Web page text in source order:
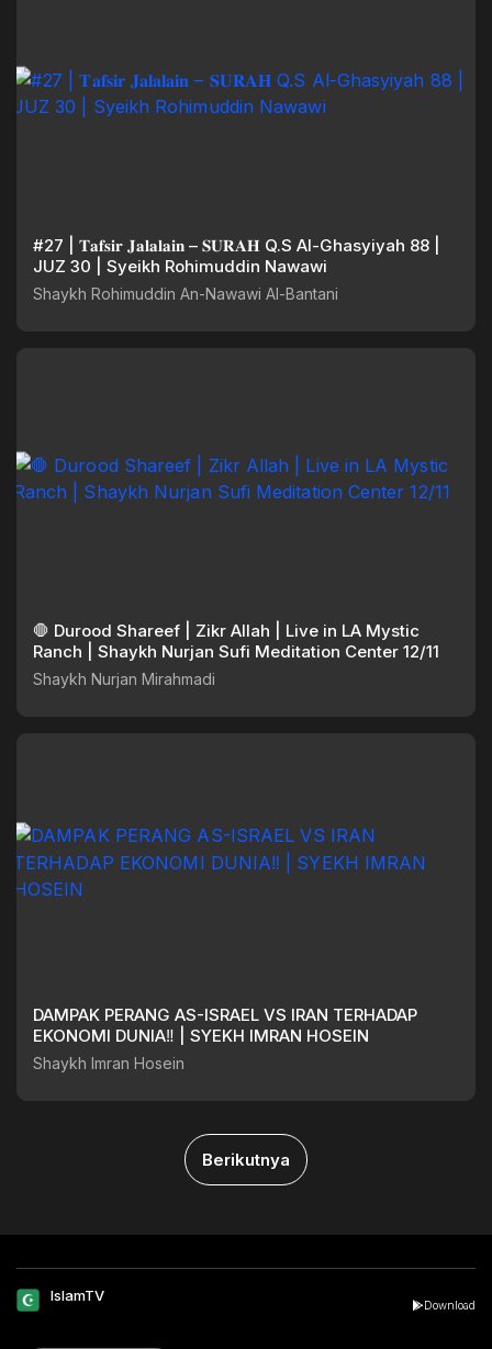
#27 | 𝐓𝐚𝐟𝐬𝐢𝐫 𝐉𝐚𝐥𝐚𝐥𝐚𝐢𝐧 – 𝐒𝐔𝐑𝐀𝐇 Q.S Al-Ghasyiyah 88 |
JUZ 30 | Syeikh Rohimuddin Nawawi
Shaykh Rohimuddin An-Nawawi Al-Bantani
🛑 Durood Shareef | Zikr Allah | Live in LA Mystic
Ranch | Shaykh Nurjan Sufi Meditation Center 12/11
Shaykh Nurjan Mirahmadi
DAMPAK PERANG AS-ISRAEL VS IRAN TERHADAP
EKONOMI DUNIA‼️ | SYEKH IMRAN HOSEIN
Shaykh Imran Hosein
Berikutnya
IslamTV
Download